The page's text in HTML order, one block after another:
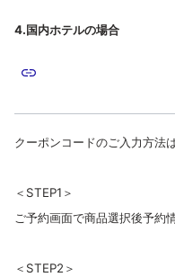
4.国内ホテルの場合
クーポンコードのご入力方法
＜STEP1＞
ご予約画面で商品選択後予約
＜STEP2＞